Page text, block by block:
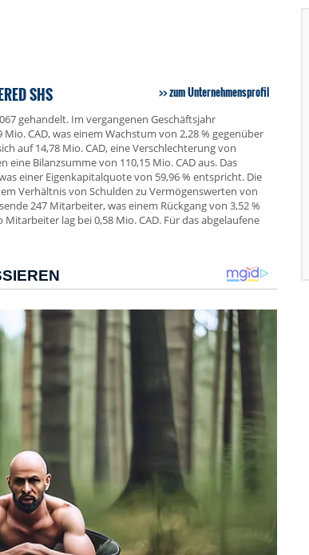
SHS zum Unternehmensprofil
gehandelt. Im vergangenen Geschäftsjahr
CAD, was einem Wachstum von 2,28 % gegenüber
auf 14,78 Mio. CAD, eine Verschlechterung von
eine Bilanzsumme von 110,15 Mio. CAD aus. Das
einer Eigenkapitalquote von 59,96 % entspricht. Die
Verhältnis von Schulden zu Vermögenswerten von
247 Mitarbeiter, was einem Rückgang von 3,52 %
lag bei 0,58 Mio. CAD. Für das abgelaufene